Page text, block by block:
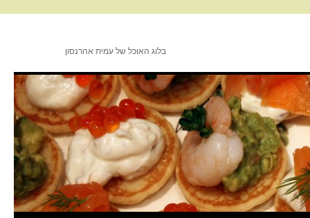
בלוג האוכל של עמית אהרנסון